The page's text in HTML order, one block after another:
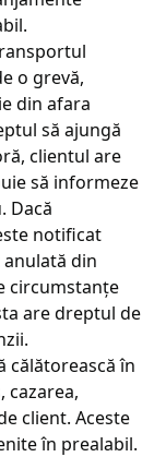
o grevă,
din afara
să ajungă
clientul are
să informeze
Dacă
notificat
din
circumstanțe
are dreptul de
călătorească în
cazarea,
client. Aceste
în prealabil.